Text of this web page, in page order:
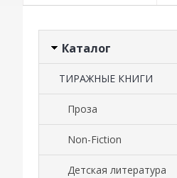
Каталог
ТИРАЖНЫЕ КНИГИ
Проза
Non-Fiction
Детская литература